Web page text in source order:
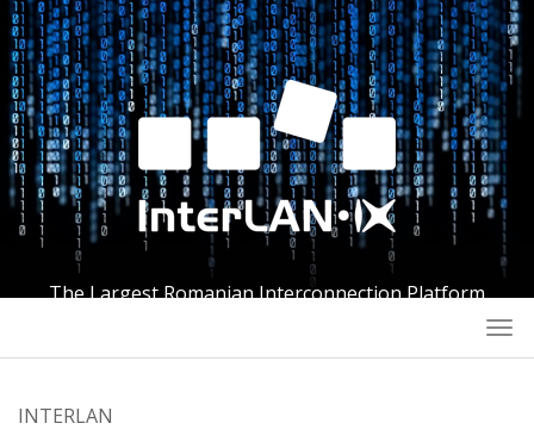
The Largest Romanian Interconnection Platform
INTERLAN